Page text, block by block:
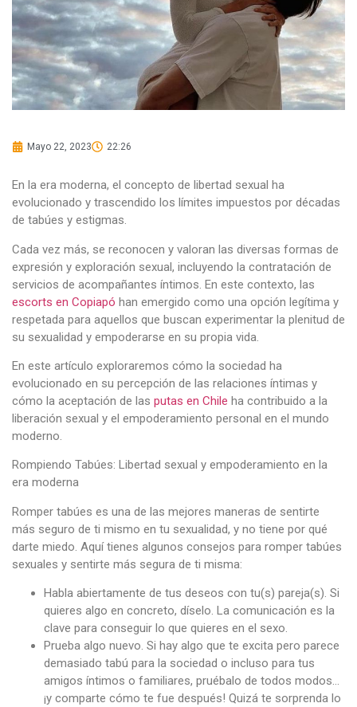
Mayo 22, 2023 22:26
En la era moderna, el concepto de libertad sexual ha
evolucionado y trascendido los límites impuestos por décadas
de tabúes y estigmas.
Cada vez más, se reconocen y valoran las diversas formas de
expresión y exploración sexual, incluyendo la contratación de
servicios de acompañantes íntimos. En este contexto, las
escorts en Copiapó han emergido como una opción legítima y
respetada para aquellos que buscan experimentar la plenitud de
su sexualidad y empoderarse en su propia vida.
En este artículo exploraremos cómo la sociedad ha
evolucionado en su percepción de las relaciones íntimas y
cómo la aceptación de las putas en Chile ha contribuido a la
liberación sexual y el empoderamiento personal en el mundo
moderno.
Rompiendo Tabúes: Libertad sexual y empoderamiento en la
era moderna
Romper tabúes es una de las mejores maneras de sentirte
más seguro de ti mismo en tu sexualidad, y no tiene por qué
darte miedo. Aquí tienes algunos consejos para romper tabúes
sexuales y sentirte más segura de ti misma:
Habla abiertamente de tus deseos con tu(s) pareja(s). Si
quieres algo en concreto, díselo. La comunicación es la
clave para conseguir lo que quieres en el sexo.
Prueba algo nuevo. Si hay algo que te excita pero parece
demasiado tabú para la sociedad o incluso para tus
amigos íntimos o familiares, pruébalo de todos modos…
¡y comparte cómo te fue después! Quizá te sorprenda lo